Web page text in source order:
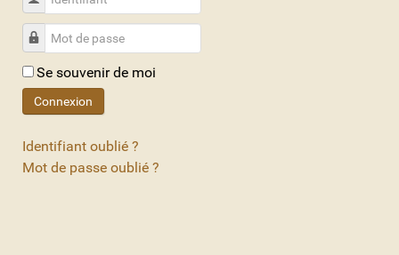
Mot de passe
Se souvenir de moi
Connexion
Identifiant oublié ?
Mot de passe oublié ?